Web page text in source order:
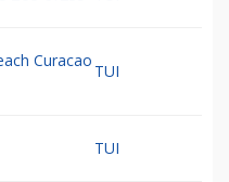
Curacao
TUI
TUI